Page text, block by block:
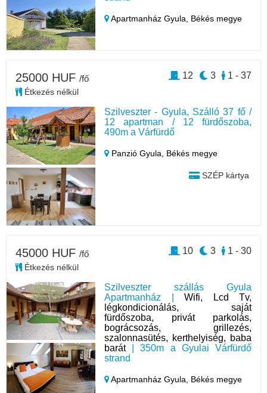
Apartmanház Gyula, Békés megye
Szilveszter - Gyula, Szálló 37 fő /
12 apartman / 12 fürdőszoba,
490m a Várfürdő
Panzió Gyula, Békés megye
SZÉP kártya
25000 HUF /fő
Étkezés nélkül
1 - 37
3
12
Szilveszter szállás Gyula
Apartmanház |Wifi, Lcd Tv,
légkondicionálás, saját
fürdőszoba, privát parkolás,
bográcsozás, grillezés,
szalonnasütés, kerthelyiség, baba
barát| 350m a Gyulai Várfürdő
strand
Apartmanház Gyula, Békés megye
45000 HUF /fő
Étkezés nélkül
1 - 30
3
10